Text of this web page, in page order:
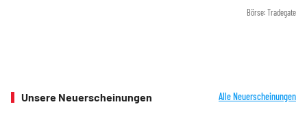
Börse: Tradegate
Unsere Neuerscheinungen Alle Neuerscheinungen